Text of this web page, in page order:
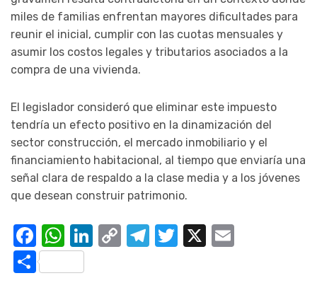
miles de familias enfrentan mayores dificultades para
reunir el inicial, cumplir con las cuotas mensuales y
asumir los costos legales y tributarios asociados a la
compra de una vivienda.
El legislador consideró que eliminar este impuesto
tendría un efecto positivo en la dinamización del
sector construcción, el mercado inmobiliario y el
financiamiento habitacional, al tiempo que enviaría una
señal clara de respaldo a la clase media y a los jóvenes
que desean construir patrimonio.
Facebook
WhatsApp
LinkedIn
CopyTelegram
Twitter
X
Compartir